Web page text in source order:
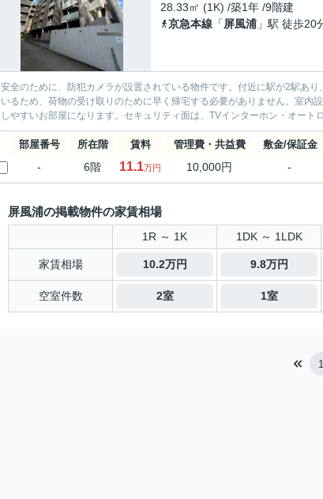
28.33㎡ (1K) /築1年 /9階建
京急本線 「 屏風浦 」駅 徒歩20
安全のために、防犯カメラが設置されている物件です。付近に駅が2駅あ
いるため、荷物の受け取りのために早く帰宅する必要がありません。室
しやすいお部屋になります。セキュリティ面は、TVインターホン・オー
部屋番号 所在階 賃料 管理費・共益費 敷金/保証金
- 6階 11.1万円 10,000円 -
屏風浦の掲載物件の家賃相場
1R ～ 1K 1DK ～ 1LDK
家賃相場 10.2万円 9.8万円
空室件数 2室 1室
1